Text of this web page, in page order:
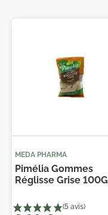
MEDA PHARMA
Pimélia Gommes
Réglisse Grise 100G